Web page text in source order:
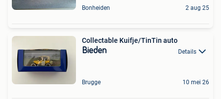
Bonheiden 2 aug 25
Collectable Kuifje/TinTin auto
Bieden Details
Brugge 10 mei 26